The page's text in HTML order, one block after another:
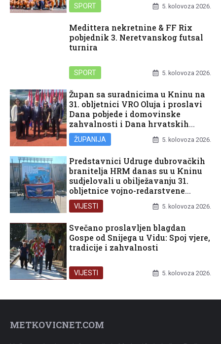
SPORT 5. kolovoza 2026.
Medittera nekretnine & FF Rix
pobjednik 3. Neretvanskog futsal
turnira
SPORT 5. kolovoza 2026.
Župan sa suradnicima u Kninu na
31. obljetnici VRO Oluja i proslavi
Dana pobjede i domovinske
zahvalnosti i Dana hrvatskih
branitelja
ŽUPANIJA 5. kolovoza 2026.
Predstavnici Udruge dubrovačkih
branitelja HRM danas su u Kninu
sudjelovali u obilježavanju 31.
obljetnice vojno-redarstvene
operacije Oluja
VIJESTI 5. kolovoza 2026.
Svečano proslavljen blagdan
Gospe od Snijega u Vidu: Spoj vjere,
tradicije i zahvalnosti
VIJESTI 5. kolovoza 2026.
METKOVICNET.COM